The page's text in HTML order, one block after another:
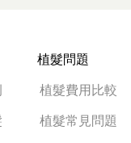
植髮問題
植髮費用比較
植髮常見問題